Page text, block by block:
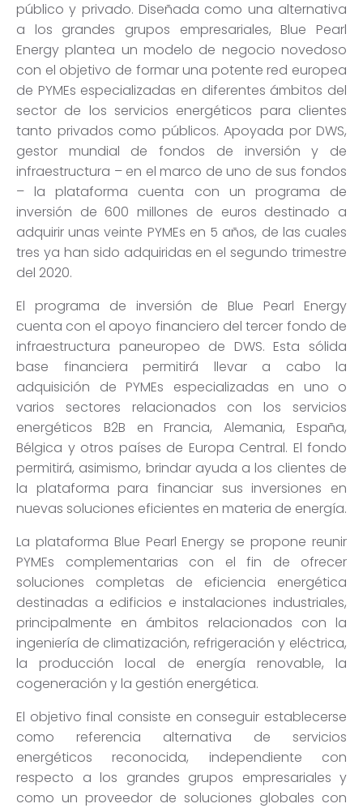
público y privado. Diseñada como una alternativa
a los grandes grupos empresariales, Blue Pearl
Energy plantea un modelo de negocio novedoso
con el objetivo de formar una potente red europea
de PYMEs especializadas en diferentes ámbitos del
sector de los servicios energéticos para clientes
tanto privados como públicos. Apoyada por DWS,
gestor mundial de fondos de inversión y de
infraestructura – en el marco de uno de sus fondos
–la plataforma cuenta con un programa de
inversión de 600 millones de euros destinado a
adquirir unas veinte PYMEs en 5 años, de las cuales
tres ya han sido adquiridas en el segundo trimestre
del 2020.
El programa de inversión de Blue Pearl Energy
cuenta con el apoyo financiero del tercer fondo de
infraestructura paneuropeo de DWS. Esta sólida
base financiera permitirá llevar a cabo la
adquisición de PYMEs especializadas en uno o
varios sectores relacionados con los servicios
energéticos B2B en Francia, Alemania, España,
Bélgica y otros países de Europa Central. El fondo
permitirá, asimismo, brindar ayuda a los clientes de
la plataforma para financiar sus inversiones en
nuevas soluciones eficientes en materia de energía.
La plataforma Blue Pearl Energy se propone reunir
PYMEs complementarias con el fin de ofrecer
soluciones completas de eficiencia energética
destinadas a edificios e instalaciones industriales,
principalmente en ámbitos relacionados con la
ingeniería de climatización, refrigeración y eléctrica,
la producción local de energía renovable, la
cogeneración y la gestión energética.
El objetivo final consiste en conseguir establecerse
como referencia alternativa de servicios
energéticos reconocida, independiente con
respecto a los grandes grupos empresariales y
como un proveedor de soluciones globales con